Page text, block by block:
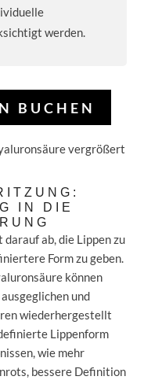
werden.
BUCHEN
IN DIE
ab, die Lippen zu
Form zu geben.
können
und
wiederhergestellt
Lippenform
wie mehr
bessere Definition